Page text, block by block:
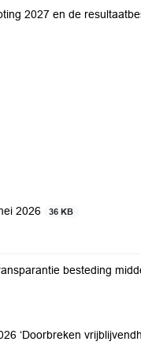
2027 en de
2026 36 KB
besteding
‘Doorbreken